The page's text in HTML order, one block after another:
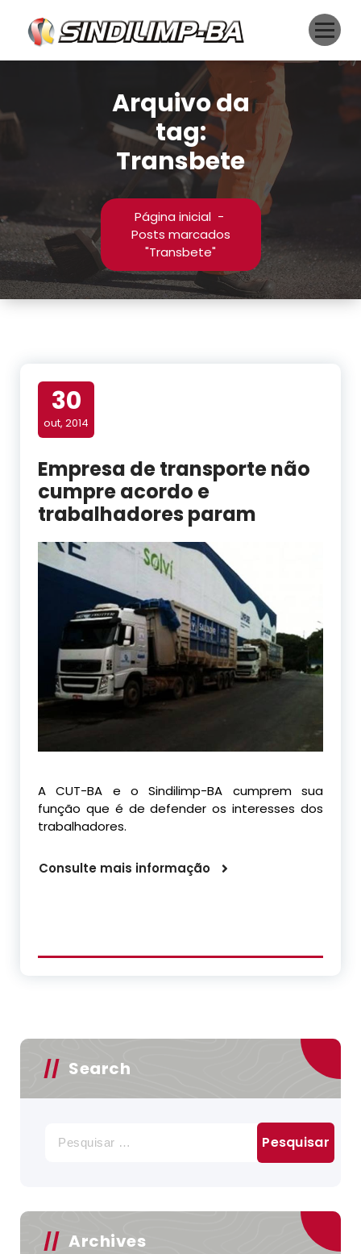
conteúdo
Arquivo da
tag:
Transbete
Página inicial-
Posts marcados
"Transbete"
30
out, 2014
Empresa de transporte não
cumpre acordo e
trabalhadores param
A CUT-BA e o Sindilimp-BA cumprem sua
função que é de defender os interesses dos
trabalhadores.
Consulte mais informação
Search
por:
Archives